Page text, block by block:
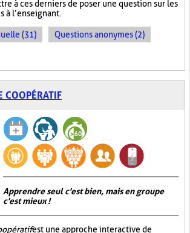
à ces derniers de poser une question sur les
à l’enseignant.
(31) Questions anonymes (2)
COOPÉRATIF
Apprendre seul c'est bien, mais en groupe
c'est mieux !
est une approche interactive de